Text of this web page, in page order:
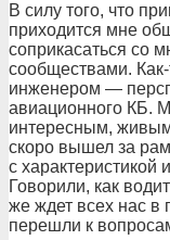
В силу того, что
приходится мне
соприкасаться со
сообществами.
инженером —
авиационного КБ.
интересным,
скоро вышел за
с характеристикой
Говорили, как
же ждет всех нас в
перешли к